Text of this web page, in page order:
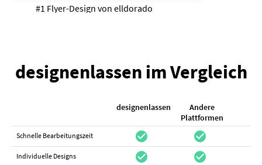
#1 Flyer-Design von elldorado
designenlassen im Vergleich
designenlassen
Andere
Plattformen
Schnelle Bearbeitungszeit check_circle check_circle
Individuelle Designs check_circle check_circle